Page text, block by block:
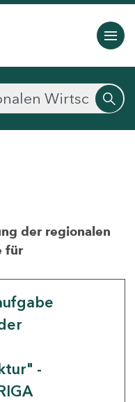
der regionalen
für
-